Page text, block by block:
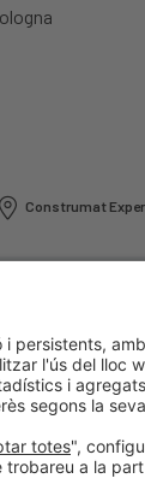
Construmat
Política de cookies